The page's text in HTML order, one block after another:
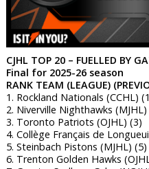
CJHL TOP 20 – FUELLED BY
Final for 2025-26 season
RANK TEAM (LEAGUE)
1. Rockland Nationals (CCHL)
2. Niverville Nighthawks (MJHL)
3. Toronto Patriots (OJHL) (3)
4. Collège Français de
5. Steinbach Pistons (MJHL) (5)
6. Trenton Golden Hawks